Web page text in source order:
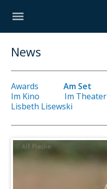
News
Awards Am Set
Im Kino
Im Theater
Lisbeth Lisewski